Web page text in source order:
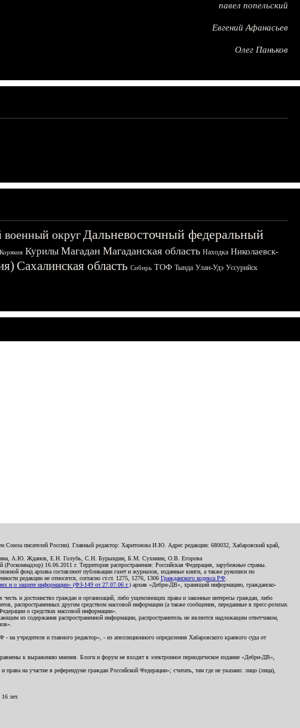
павел попельский
Евгений Афанасьев
Олег Паньков
военный округДальневосточный федеральный
Корякия Курилы Магадан Магаданская область Находка Николаевск-
Сахалинская область Сибирь ТОФ Тында Улан-Удэ Уссурийск
писателей России). Главный редактор: Харитонова И.Ю. Адрес редакции: 680032, Хабаровский край,
А.Ю. Жданов, Е.Н. Голубь, С.Н. Бурындин, Б.М. Сухинин, О.В. Егорова
16.06.2011 г. Территория распространения: Российская Федерация, зарубежные страны.
фонд архива составляют публикации газет и журналов, изданные книги, а также рукописи по
редакции не относятся, согласно ст.ст. 1275, 1276, 1306 Гражданского кодекса РФ
и о защите информации» (ФЗ-149 от 27.07.06 г.) архив «Дебри-ДВ», хранящий информацию, гражданско-
и достоинство граждан и организаций, либо ущемляющих права и законные интересы граждан, либо
распространенных другим средством массовой информации (а также сообщения, переданные в пресс-релизах
о средствах массовой информации».
из содержания распространенной информации, распространитель не является надлежащим ответчиком,
и главного редактор», - из апелляционного определения Хабаровского краевого суда от
к выражению мнения. Блоги и форум не входят в электронное периодическое издание «Дебри-ДВ»,
на участие в референдуме граждан Российской Федерации»; считать, там где не указано: лицо (лица),
лет.